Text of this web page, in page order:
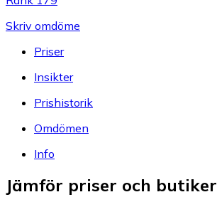
Skriv omdöme
Priser
Insikter
Prishistorik
Omdömen
Info
Jämför priser och butiker